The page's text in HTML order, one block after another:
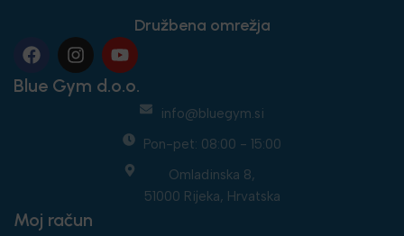
Družbena omrežja
Blue Gym d.o.o.
info@bluegym.si
Pon-pet: 08:00 - 15:00
Omladinska 8,
51000 Rijeka, Hrvatska
Moj račun